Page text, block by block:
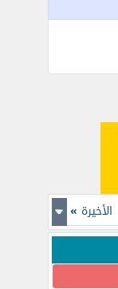
الأخيرة »